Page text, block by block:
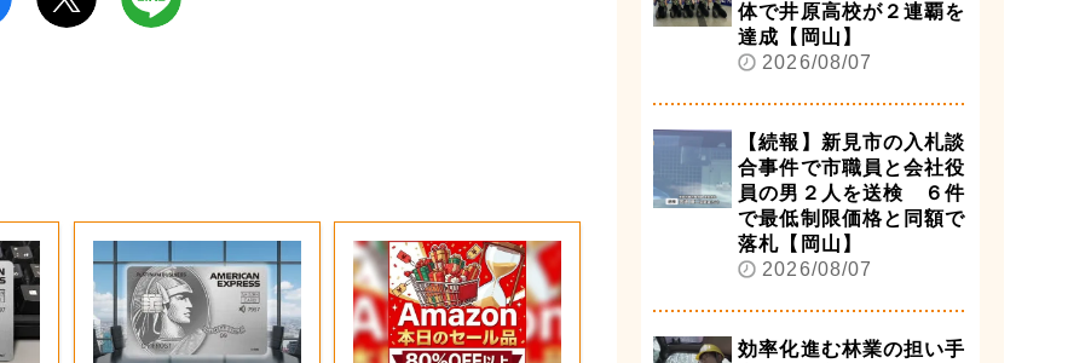
体で井原高校が２連覇を
達成【岡山】
2026/08/07
【続報】新見市の入札談
合事件で市職員と会社役
員の男２人を送検 ６件
で最低制限価格と同額で
落札【岡山】
2026/08/07
効率化進む林業の担い手